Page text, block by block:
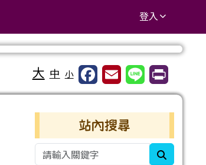
登入
大 中 小
右邊區域內容
站內搜尋